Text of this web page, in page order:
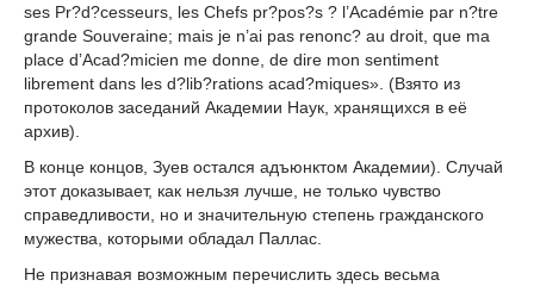
ses Pr?d?cesseurs, les Chefs pr?pos?s ? l’Académie par n?tre
grande Souveraine; mais je n’ai pas renonc? au droit, que ma
place d’Acad?micien me donne, de dire mon sentiment
librement dans les d?lib?rations acad?miques». (Взято из
протоколов заседаний Академии Наук, хранящихся в её
архив).
В конце концов, Зуев остался адъюнктом Академии). Случай
этот доказывает, как нельзя лучше, не только чувство
справедливости, но и значительную степень гражданского
мужества, которыми обладал Паллас.
Не признавая возможным перечислить здесь весьма